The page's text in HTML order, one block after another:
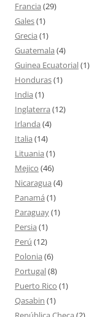
Francia (29)
Gales(1)
Grecia (1)
Guatemala (4)
Guinea Ecuatorial(1)
Honduras(1)
India (1)
Inglaterra (12)
Irlanda (4)
Italia (14)
Lituania (1)
Mejico (46)
Nicaragua (4)
Panamá (1)
Paraguay(1)
Persia (1)
Perú (12)
Polonia (6)
Portugal(8)
Puerto Rico (1)
Qasabin (1)